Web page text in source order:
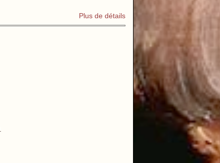
Plus de détails